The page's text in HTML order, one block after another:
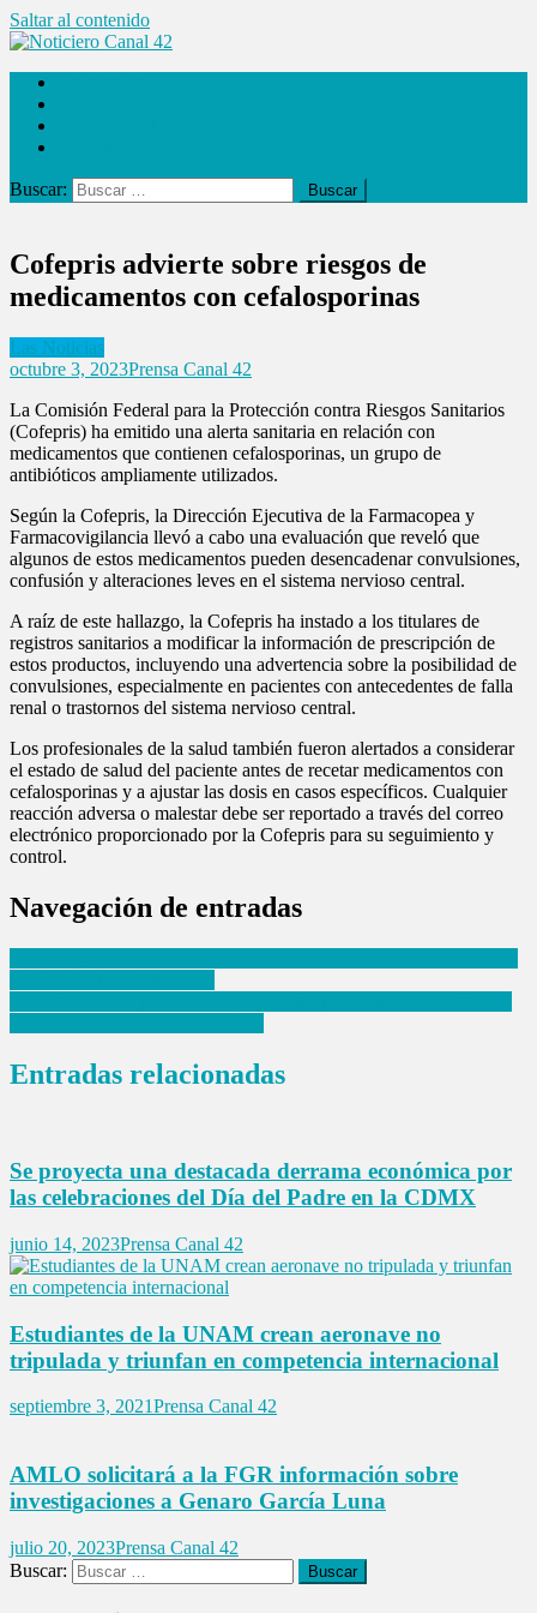
Saltar al contenido
Noticiero Canal 42
Buscar:
Cofepris advierte sobre riesgos de
medicamentos con cefalosporinas
Las Noticias
octubre 3, 2023Prensa Canal 42
La Comisión Federal para la Protección contra Riesgos Sanitarios
(Cofepris) ha emitido una alerta sanitaria en relación con
medicamentos que contienen cefalosporinas, un grupo de
antibióticos ampliamente utilizados.
Según la Cofepris, la Dirección Ejecutiva de la Farmacopea y
Farmacovigilancia llevó a cabo una evaluación que reveló que
algunos de estos medicamentos pueden desencadenar convulsiones,
confusión y alteraciones leves en el sistema nervioso central.
A raíz de este hallazgo, la Cofepris ha instado a los titulares de
registros sanitarios a modificar la información de prescripción de
estos productos, incluyendo una advertencia sobre la posibilidad de
convulsiones, especialmente en pacientes con antecedentes de falla
renal o trastornos del sistema nervioso central.
Los profesionales de la salud también fueron alertados a considerar
el estado de salud del paciente antes de recetar medicamentos con
cefalosporinas y a ajustar las dosis en casos específicos. Cualquier
reacción adversa o malestar debe ser reportado a través del correo
electrónico proporcionado por la Cofepris para su seguimiento y
control.
Navegación de entradas
Entradas relacionadas
Se proyecta una destacada derrama económica por
las celebraciones del Día del Padre en la CDMX
junio 14, 2023Prensa Canal 42
Estudiantes de la UNAM crean aeronave no
tripulada y triunfan en competencia internacional
septiembre 3, 2021Prensa Canal 42
AMLO solicitará a la FGR información sobre
investigaciones a Genaro García Luna
julio 20, 2023Prensa Canal 42
Buscar: